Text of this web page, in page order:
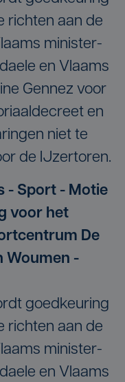
richten aan de
minister-
en Vlaams
Gennez voor
en
niet te
de IJzertoren.
- Sport - Motie
voor het
De
Woumen -
goedkeuring
richten aan de
minister-
en Vlaams